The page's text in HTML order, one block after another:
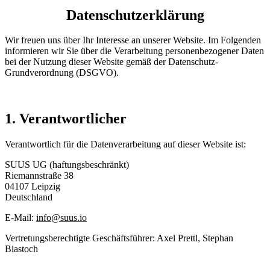
Datenschutzerklärung
Wir freuen uns über Ihr Interesse an unserer Website. Im Folgenden
informieren wir Sie über die Verarbeitung personenbezogener Daten
bei der Nutzung dieser Website gemäß der Datenschutz-
Grundverordnung (DSGVO).
1. Verantwortlicher
Verantwortlich für die Datenverarbeitung auf dieser Website ist:
SUUS UG (haftungsbeschränkt)
Riemannstraße 38
04107 Leipzig
Deutschland
E-Mail: info@suus.io
Vertretungsberechtigte Geschäftsführer: Axel Prettl, Stephan
Biastoch